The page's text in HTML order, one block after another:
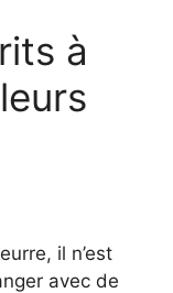
à
il n’est
avec de